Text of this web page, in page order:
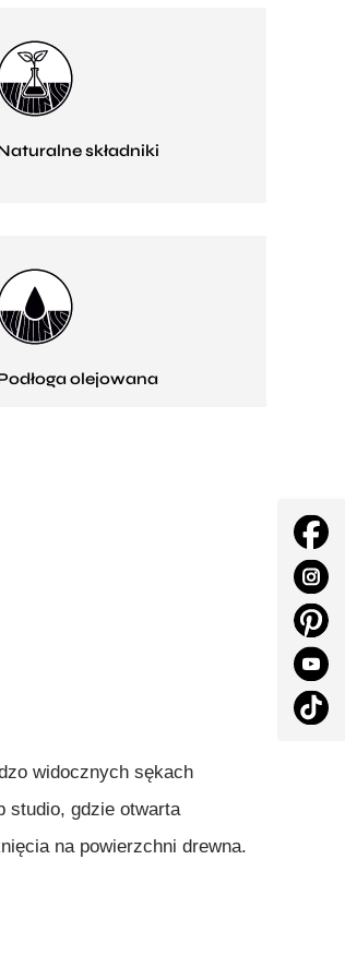
składniki
olejowana
widocznych sękach
studio, gdzie otwarta
na powierzchni drewna.